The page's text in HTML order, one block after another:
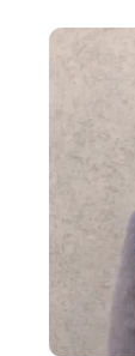
Image